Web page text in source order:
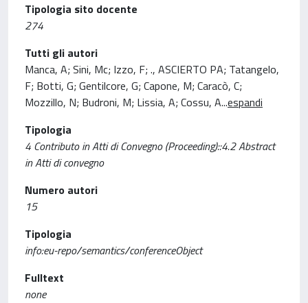
Tipologia sito docente
274
Tutti gli autori
Manca, A; Sini, Mc; Izzo, F; ., ASCIERTO PA; Tatangelo,
F; Botti, G; Gentilcore, G; Capone, M; Caracò, C;
Mozzillo, N; Budroni, M; Lissia, A; Cossu, A...espandi
Tipologia
4 Contributo in Atti di Convegno (Proceeding)::4.2 Abstract
in Atti di convegno
Numero autori
15
Tipologia
info:eu-repo/semantics/conferenceObject
Fulltext
none